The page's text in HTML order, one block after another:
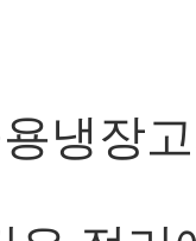
냉장